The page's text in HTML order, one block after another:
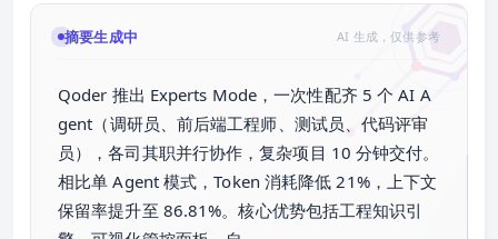
摘要生成中 AI 生成，仅供参考
Qoder 推出 Experts Mode，一次性配齐 5 个 AI A
gent（调研员、前后端工程师、测试员、代码评审
员），各司其职并行协作，复杂项目 10 分钟交付。
相比单 Agent 模式，Token 消耗降低 21%，上下文
保留率提升至 86.81%。核心优势包括工程知识引